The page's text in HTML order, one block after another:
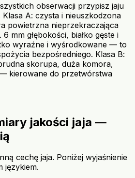
obserwacji przypisz jaju
Klasa A: czysta i nieuszkodzona
powietrzna nieprzekraczająca
mm głębokości, białko gęste i
wyraźne i wyśrodkowane — to
bezpośredniego. Klasa B:
skorupa, duża komora,
kierowane do przetwórstwa
jakości jaja —
cechę jaja. Poniżej wyjaśnienie
językiem.